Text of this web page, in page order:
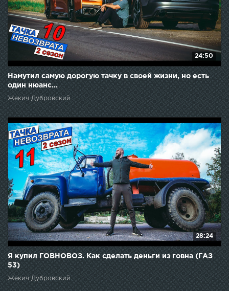
24:50
Намутил самую дорогую тачку в своей жизни, но есть
один нюанс...
Жекич Дубровский
28:24
Я купил ГОВНОВОЗ. Как сделать деньги из говна (ГАЗ
53)
Жекич Дубровский